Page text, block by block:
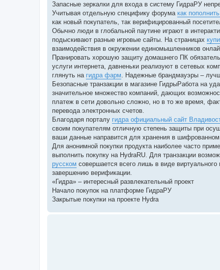
е
Запасные зеркалки для входа в систему ГидраРУ
Учитывая отдельную специфику форума как
как новый покупатель, так верифицированный
Обычно люди в глобальной паутине играют в
подыскивают разные игровые сайты. На страницах
взаимодействия в окружении единомышленников
Пранировать хорошую защиту домашнего ПК
услуги интернета, давненьки реализуют в сетевых
глянуть на гидра фарм. Надежные брандмауэры –
Безопасные транзакции в магазине ГидрыРабота на
значительное множество компаний, дающих
платеж в сети довольно сложно, но в то же время,
перевода электронных счетов.
Благодаря порталу гидра официальный сайт
своим покупателям отличную степень защиты при
ваши данные направится для хранения в
Для анонимной покупки продукта наиболее часто
выполнить покупку на HydraRU. Для транзакции
русском совершается всего лишь в виде
завершению верификации.
«Гидра» – интересный развлекательный проект
Начало покупок на платформе ГидраРУ
Закрытые покупки на проекте Hydra